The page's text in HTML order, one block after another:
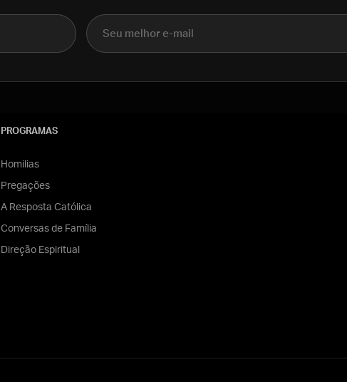
E-mail
PROGRAMAS
Homilias
Pregações
A Resposta Católica
Conversas de Família
Direção Espiritual